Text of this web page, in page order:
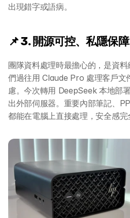
出現錯字或語病。
📌 3. 開源可控、私隱保障
團隊資料處理時最擔心的，是資
們過往用 Claude Pro 處理客戶文
慮。今次轉用 DeepSeek 本地部
出外部伺服器。重要內部筆記、
都能在電腦上直接處理，安全感完